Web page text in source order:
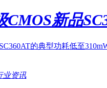
新品
的典型功耗低至
业资讯